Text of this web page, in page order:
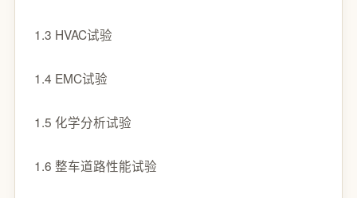
1.3 HVAC试验
1.4 EMC试验
1.5 化学分析试验
1.6 整车道路性能试验